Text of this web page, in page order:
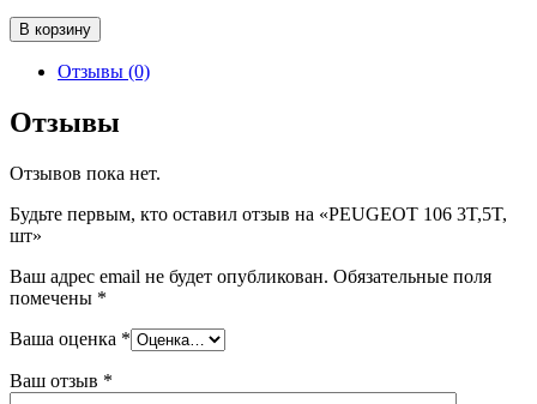
Количество
товара
PEUGEOT
3T,5T,
шт
В корзину
Отзывы (0)
Отзывы
Отзывов пока нет.
Будьте первым, кто оставил отзыв на «PEUGEOT 106 3T,5T,
шт»
Ваш адрес email не будет опубликован. Обязательные поля
помечены *
Ваша оценка *
Ваш отзыв *